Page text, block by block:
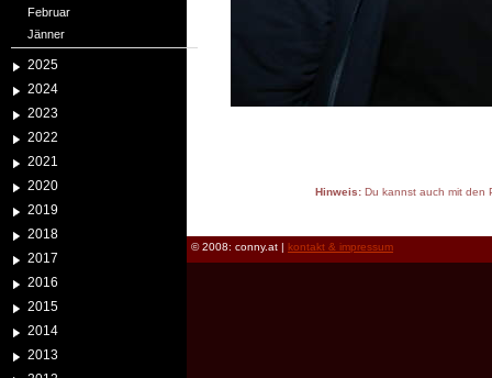
Februar
Jänner
2025
2024
2023
2022
2021
2020
2019
2018
2017
2016
2015
2014
2013
Hinweis:Du kannst auch mit den
© 2008: conny.at | kontakt & impressum